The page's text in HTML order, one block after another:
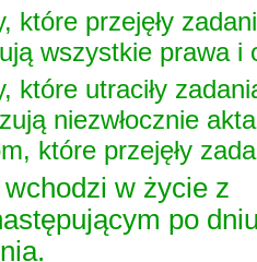
które przejęły
wszystkie prawa i
które utraciły
niezwłocznie
które przejęły
w życie z
po